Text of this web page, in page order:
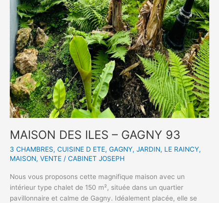
MAISON DES ILES – GAGNY 93
3 CHAMBRES, CUISINE D ETE, GAGNY, JARDIN, LE RAINCY,
MAISON, VENTE / CABINET JOSEPH
Nous vous proposons cette magnifique maison avec un
intérieur type chalet de 150 m², située dans un quartier
pavillonnaire et calme de Gagny. Idéalement placée, elle se